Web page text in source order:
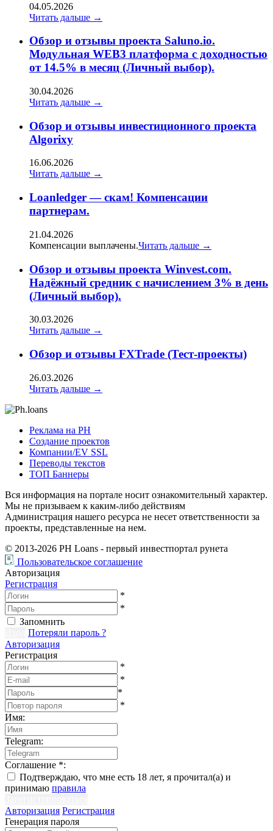
04.05.2026
Читать дальше →
Обзор и отзывы проекта Saluno.io.
Модульная WEB3 платформа с доходностью
от 14.5% в месяц (Личный выбор).
30.04.2026
Читать дальше →
Oбзор и отзывы инвестиционного проекта
Algorixy
16.06.2026
Читать дальше →
Loanledger — скам! Компенсации
партнерам.
21.04.2026
Компенсации выплачены.Читать дальше →
Обзор и отзывы проекта Winvest.com.
Надёжный средник с начислением 3% в день
(Личный выбор).
30.03.2026
Читать дальше →
Обзор и отзывы FXTrade (Тест-проекты)
26.03.2026
Читать дальше →
Реклама на РН
Создание проектов
Компании/EV SSL
Переводы текстов
ТОП Баннеры
Вся информация на портале носит ознакомительный характер.
Мы не призываем к каким-либо действиям
Администрация нашего ресурса не несет ответственности за
проекты, представленные на нем.
© 2013-2026 PH Loans - первый инвестпортал рунета
Пользовательское соглашение
Авторизация
Регистрация
*
*
Запомнить
Потеряли пароль ?
Авторизация
Регистрация
*
*
*
*
Имя:
Telegram:
Соглашение *:
Подтверждаю, что мне есть 18 лет, я прочитал(а) и
принимаю правила
Авторизация Регистрация
Генерация пароля